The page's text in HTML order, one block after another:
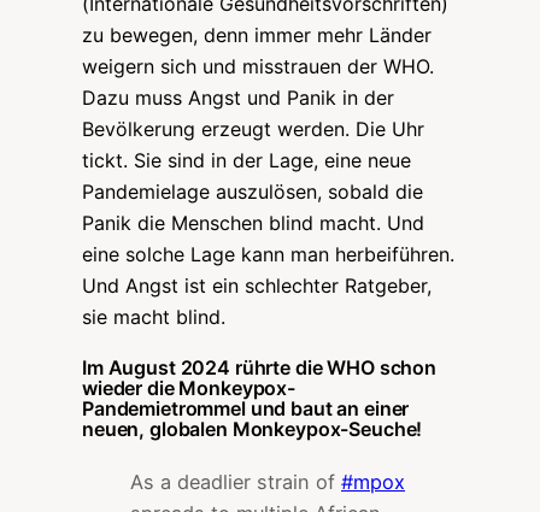
zu bewegen, denn immer mehr Länder
weigern sich und misstrauen der WHO.
Dazu muss Angst und Panik in der
Bevölkerung erzeugt werden. Die Uhr
tickt. Sie sind in der Lage, eine neue
Pandemielage auszulösen, sobald die
Panik die Menschen blind macht. Und
eine solche Lage kann man herbeiführen.
Und Angst ist ein schlechter Ratgeber,
sie macht blind.
Im August 2024 rührte die WHO schon
wieder die Monkeypox-
Pandemietrommel und baut an einer
neuen, globalen Monkeypox-Seuche!
As a deadlier strain of #mpox